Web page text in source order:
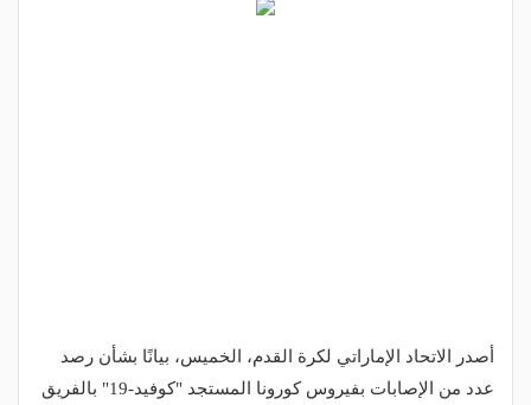
أصدر الاتحاد الإماراتي لكرة القدم، الخميس، بيانًا بشأن رصد
عدد من الإصابات بفيروس كورونا المستجد "كوفيد-19" بالفريق